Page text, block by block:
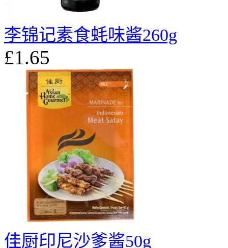
李锦记素食蚝味酱260g
£1.65
佳厨印尼沙爹酱50g